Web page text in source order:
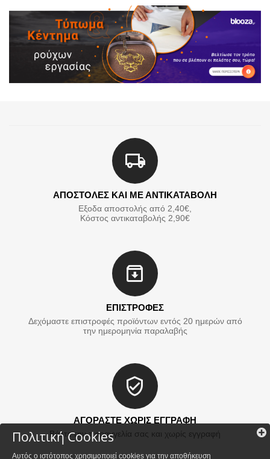
ΑΠΟΣΤΟΛΕΣ ΚΑΙ ΜΕ ΑΝΤΙΚΑΤΑΒΟΛΗ
Εξοδα αποστολής από 2,40€,
Κόστος αντικαταβολής 2,90€
ΕΠΙΣΤΡΟΦΕΣ
Δεχόμαστε επιστροφές προϊόντων εντός 20 ημερών από
την ημερομηνία παραλαβής
ΑΓΟΡΑΣΤΕ ΧΩΡΙΣ ΕΓΓΡΑΦΗ
Βάλτε την παραγγελία σας και χωρίς εγγραφή
Πολιτική Cookies
Αυτός ο ιστότοπος χρησιμοποιεί cookies για την αποθήκευση